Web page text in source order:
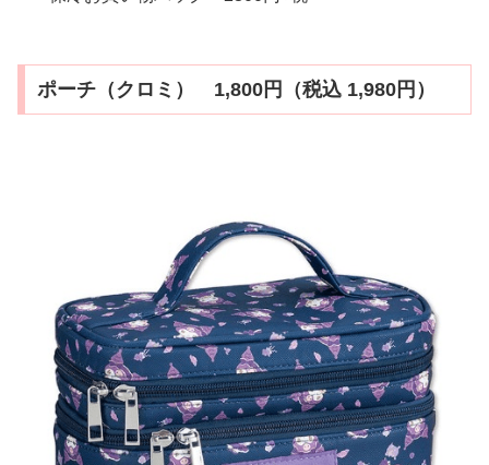
ポーチ（クロミ） 1,800円（税込 1,980円）